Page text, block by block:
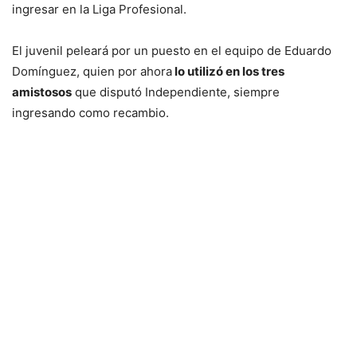
ingresar en la Liga Profesional.
El juvenil peleará por un puesto en el equipo de Eduardo
Domínguez, quien por ahoralo utilizó en los tres
amistosos que disputó Independiente, siempre
ingresando como recambio.